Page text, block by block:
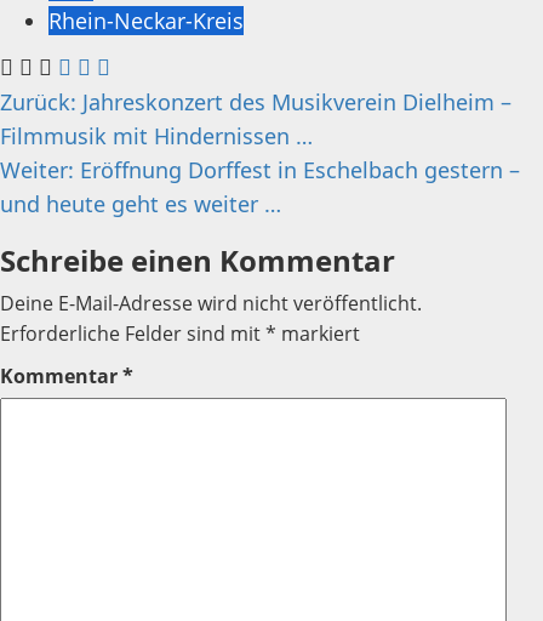
Rhein-Neckar-Kreis
Beitragsnavigation
Zurück: Jahreskonzert des Musikverein Dielheim –
Filmmusik mit Hindernissen …
Weiter: Eröffnung Dorffest in Eschelbach gestern –
und heute geht es weiter …
Schreibe einen Kommentar
Deine E-Mail-Adresse wird nicht veröffentlicht.
Erforderliche Felder sind mit* markiert
Kommentar*